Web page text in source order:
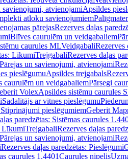
savienojumi, atvienojamiApsildes
atloku savienojumiem
pārejasRezerves daļas
Blīves caurulēm un veidgabaliem
caurules MLVeidgabaliRezerves
LīkumiTrejgabaliRezerves daļas
Pārejas un savienojumi, atvienojami
pieslēgumuApsildes trejgabals
caurulēm un veidgabaliemPārsegi
VolexApsildes sistēmu caurules
Sadalītājs ar vītnes pieslēgumu
pieslēgumiemGeberit
paredzētas: Sistēmas caurules
LīkumiTrejgabaliRezerves daļas
Pārejas un savienojumi, atvienojami
Rezerves daļas paredzētas: Pieslēgumi
caurules 1.4401Caurules nipelis